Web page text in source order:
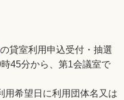
の貸室利用申込受付・抽選
45分から、第1会議室で
用希望日に利用団体名又は